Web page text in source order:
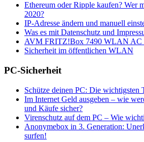
Ethereum oder Ripple kaufen? Wer
2020?
IP-Adresse ändern und manuell
Was es mit Datenschutz und
AVM FRITZ!Box 7490 WLAN AC
Sicherheit im öffentlichen WLAN
PC-Sicherheit
Schütze deinen PC: Die wichtigsten
Im Internet Geld ausgeben – wie
und Käufe sicher?
Virenschutz auf dem PC – Wie
Anonymebox in 3. Generation:
surfen!